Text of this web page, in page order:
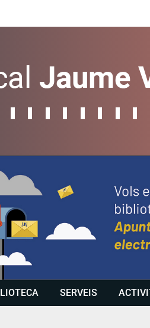
SERVEIS